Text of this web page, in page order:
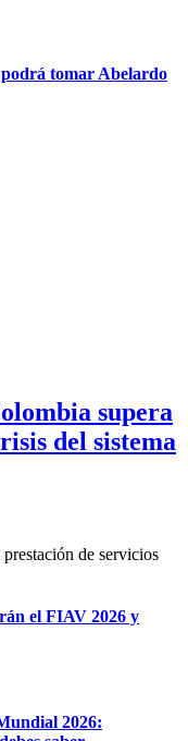
podrá tomar Abelardo
supera
del sistema
de servicios
el FIAV 2026 y
2026: